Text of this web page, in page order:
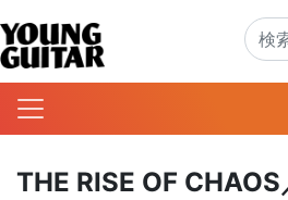
THE RISE OF